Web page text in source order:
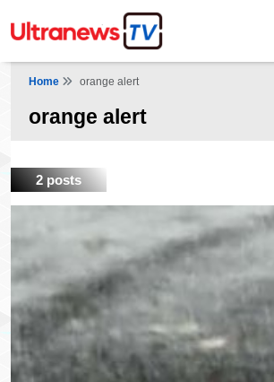
Home orange alert
orange alert
2 posts